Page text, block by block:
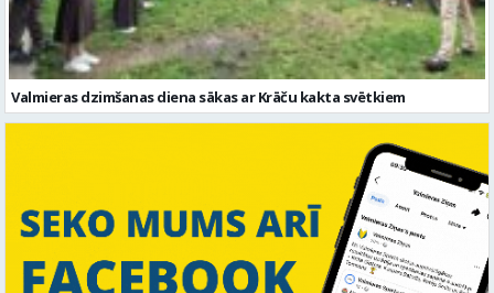
Valmieras dzimšanas diena sākas ar Krāču kakta svētkiem